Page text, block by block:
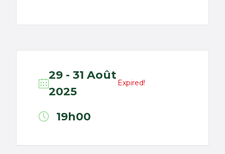
29 - 31 Août
2025
Expired!
19h00